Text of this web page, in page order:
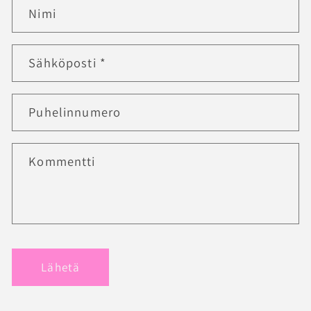
Nimi
Sähköposti *
Puhelinnumero
Kommentti
Lähetä